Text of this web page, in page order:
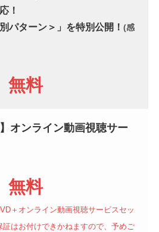
！
パターン＞」を特別公開！ (感
無料
オンライン動画視聴サー
無料
＋オンライン動画視聴サービスセッ
証はお付けできかねますので、予めご